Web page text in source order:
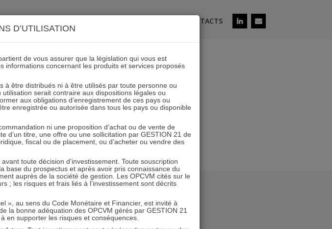
CONTACTS
21 I-A
l'article sur
newsletters
D’UTILISATION
de vous assurer que la législation qui vous est
informations concernant les produits et services proposés
à être distribués ni à être utilisés par toute personne ou
serait contraire aux dispositions légales ou
aux obligations d’enregistrement de ces pays ou
enregistrée ou autorisée dans tous les pays ou disponible
ni une proposition d’achat ou de vente de
d’un titre, une offre ou une sollicitation par GESTION 21 de
fiscal ou de placement, ou d’acheter ou vendre des
toute décision d’investissement. Toute souscription
base du prospectus et après avoir pris connaissance du
auprès de la société de gestion. Les OPCVM cités sur le
; les risques et frais liés à l’investissement sont décrits
», au sens du Code Monétaire et Financier, est invité à
la bonne adéquation des OPCVM gérés par GESTION 21
en supporter les risques et conséquences.